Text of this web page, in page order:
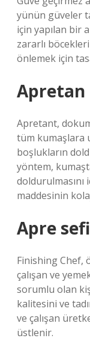
yünün güveler
için yapılan bir
zararlı
önlemek için
Apretan
Apretant,
tüm kumaşlara
boşlukların
yöntem,
maddesinin
Apre
Finishing Chef,
çalışan ve
sorumlu olan
kalitesini ve
ve çalışan
üstlenir.